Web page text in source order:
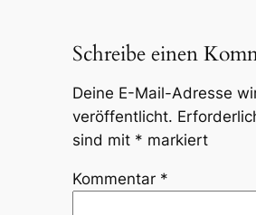
Schreibe einen
Deine E-Mail-Adresse
veröffentlicht.
sind mit * markiert
Kommentar *